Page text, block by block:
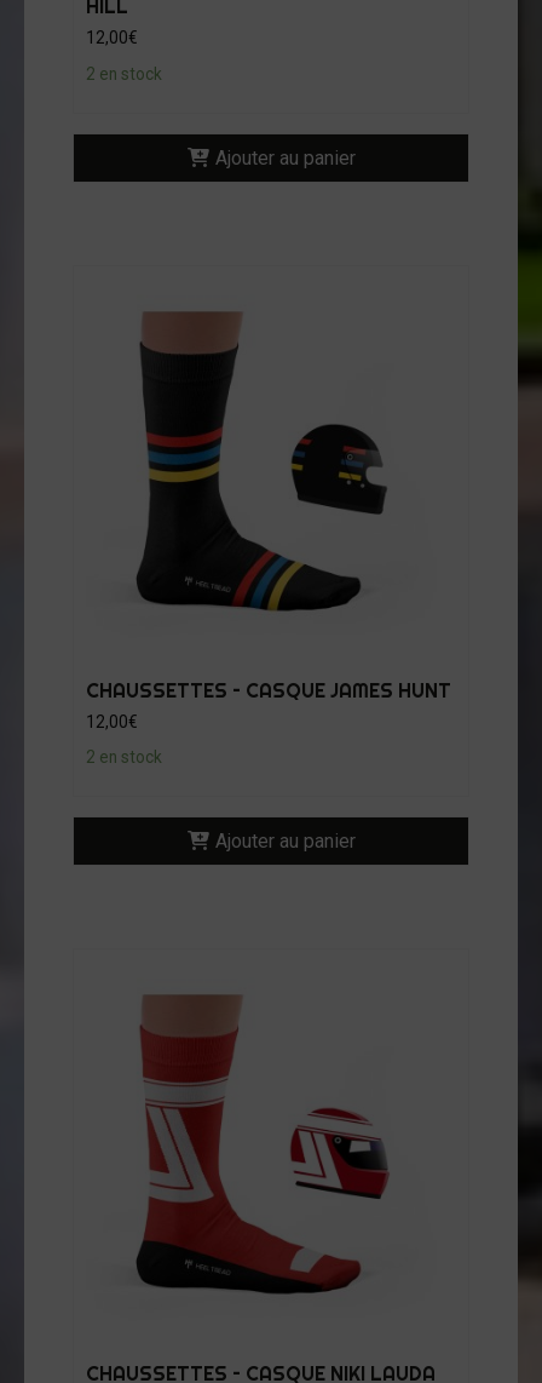
HILL
12,00€
2 en stock
Ajouter au panier
CHAUSSETTES – CASQUE JAMES HUNT
12,00€
2 en stock
Ajouter au panier
CHAUSSETTES – CASQUE NIKI LAUDA